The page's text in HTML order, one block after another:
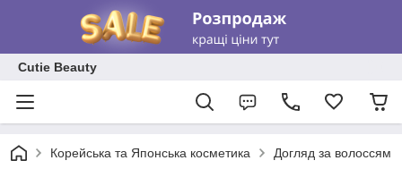
Cutie Beauty
Корейська та Японська косметика Догляд за волоссям